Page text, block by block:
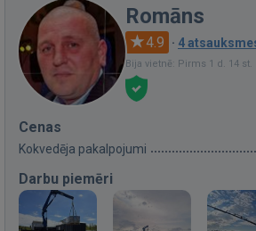
Romāns
4.9 · 4
Bija vietnē: Pirms 1 d. 14 st.
Cenas
Kokvedēja pakalpojumi
Darbu piemēri